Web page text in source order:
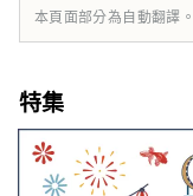
本頁面部分為自動翻譯。
特集